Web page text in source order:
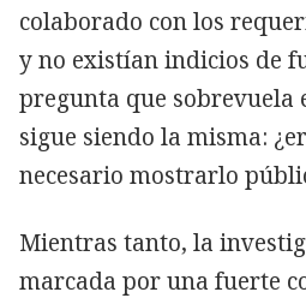
colaborado con los
y no existían indicios de
pregunta que sobrevuela
sigue siendo la misma:
necesario mostrarlo
Mientras tanto, la
marcada por una fuerte